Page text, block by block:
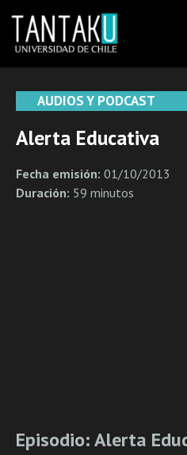
content
AUDIOS Y PODCAST
Alerta Educativa
Fecha emisión: 01/10/2013
Duración: 59 minutos
Episodio: Alerta